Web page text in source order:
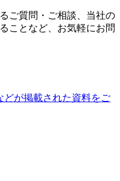
ご質問・ご相談、当社の
ことなど、お気軽にお問
どが掲載された資料をご